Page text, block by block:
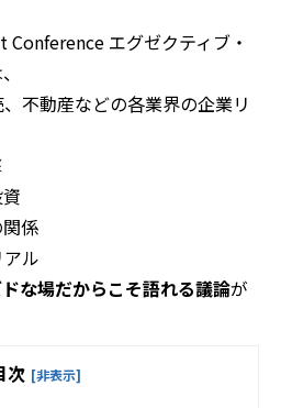
Conference エグゼクティブ・
不動産などの各業界の企業リ
係
ル
な場だからこそ語れる議論が
次 [非表示]